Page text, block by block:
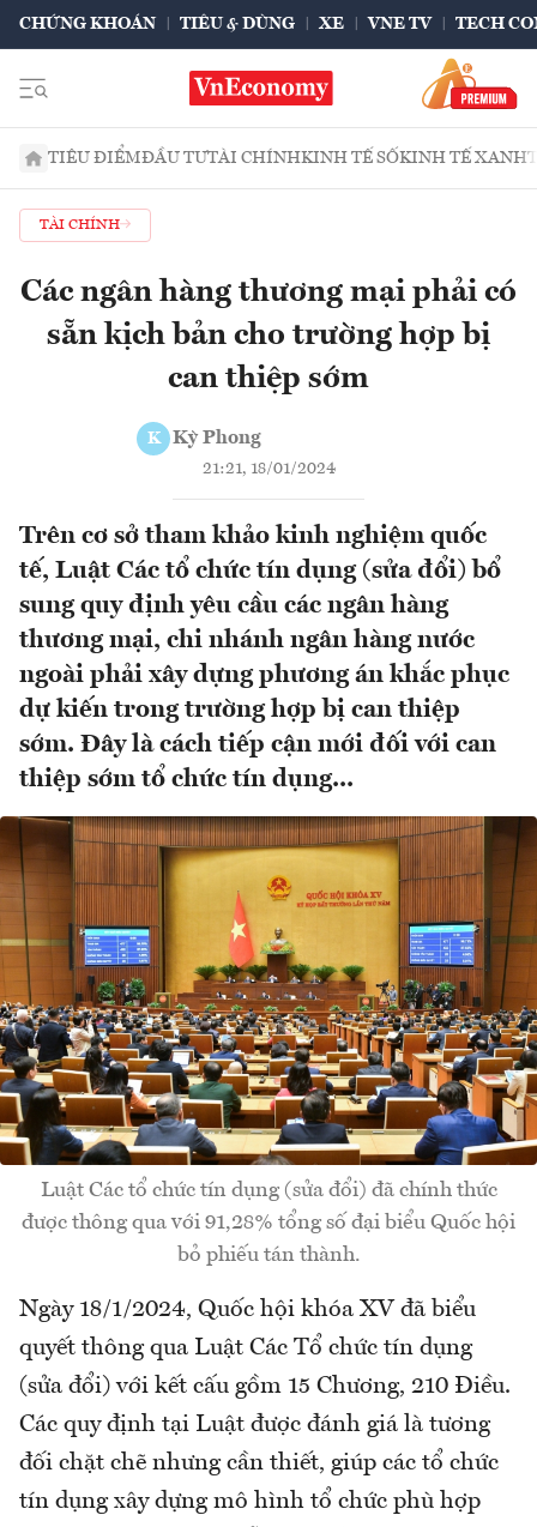
CHỨNG KHOÁN TIÊU & DÙNG XE VNE TV TECH
TIÊU ĐIỂMĐẦU TƯTÀI CHÍNHKINH TẾ SỐKINH TẾ XANH
TÀI CHÍNH
Các ngân hàng thương mại phải có
sẵn kịch bản cho trường hợp bị
can thiệp sớm
K Kỳ Phong
21:21, 18/01/2024
Trên cơ sở tham khảo kinh nghiệm quốc
tế, Luật Các tổ chức tín dụng (sửa đổi) bổ
sung quy định yêu cầu các ngân hàng
thương mại, chi nhánh ngân hàng nước
ngoài phải xây dựng phương án khắc phục
dự kiến trong trường hợp bị can thiệp
sớm. Đây là cách tiếp cận mới đối với can
thiệp sớm tổ chức tín dụng...
Luật Các tổ chức tín dụng (sửa đổi) đã chính thức
được thông qua với 91,28% tổng số đại biểu Quốc hội
bỏ phiếu tán thành.
Ngày 18/1/2024, Quốc hội khóa XV đã biểu
quyết thông qua Luật Các Tổ chức tín dụng
(sửa đổi) với kết cấu gồm 15 Chương, 210 Điều.
Các quy định tại Luật được đánh giá là tương
đối chặt chẽ nhưng cần thiết, giúp các tổ chức
tín dụng xây dựng mô hình tổ chức phù hợp